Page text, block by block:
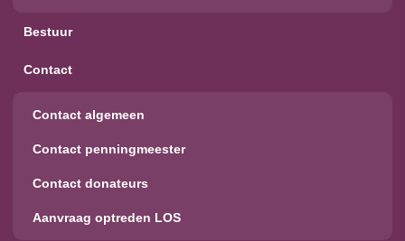
Bestuur
Contact
Contact algemeen
Contact penningmeester
Contact donateurs
Aanvraag optreden LOS